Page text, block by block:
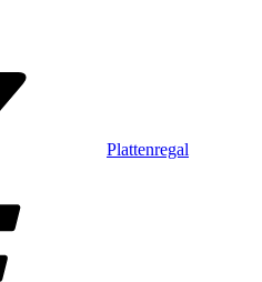
Plattenregal